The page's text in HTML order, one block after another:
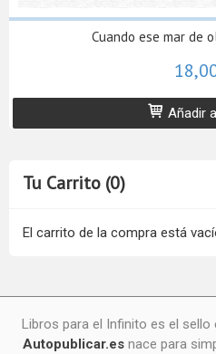
Tu Carrito (0)
El carrito de la compra está
Cuando ese mar de
Añadir
Libros para el Infinito es el sello
Autopublicar.es nace para